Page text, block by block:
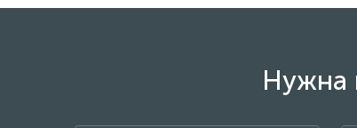
Нужна